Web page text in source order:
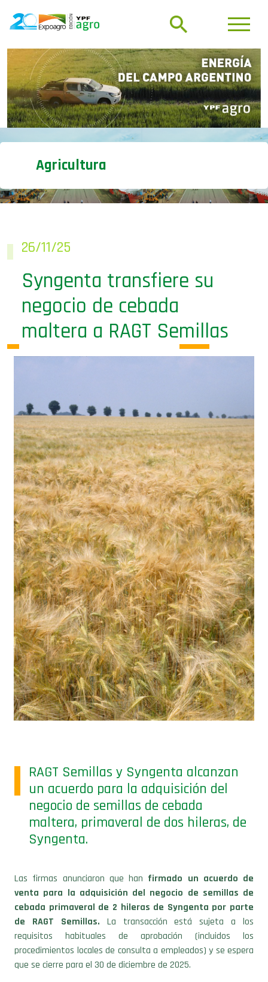
Agricultura
26/11/25
Syngenta transfiere su
negocio de cebada
maltera a RAGT Semillas
RAGT Semillas y Syngenta alcanzan
un acuerdo para la adquisición del
negocio de semillas de cebada
maltera, primaveral de dos hileras, de
Syngenta.
Las firmas anunciaron que han firmado un acuerdo de
venta para la adquisición del negocio de semillas de
cebada primaveral de 2 hileras de Syngenta por parte
de RAGT Semillas. La transacción está sujeta a los
requisitos habituales de aprobación (incluidos los
procedimientos locales de consulta a empleados) y se espera
que se cierre para el 30 de diciembre de 2025.